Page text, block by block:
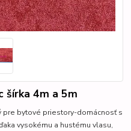
šírka 4m a 5m
pre bytové priestory-domácnosť s
vysokému a hustému vlasu,